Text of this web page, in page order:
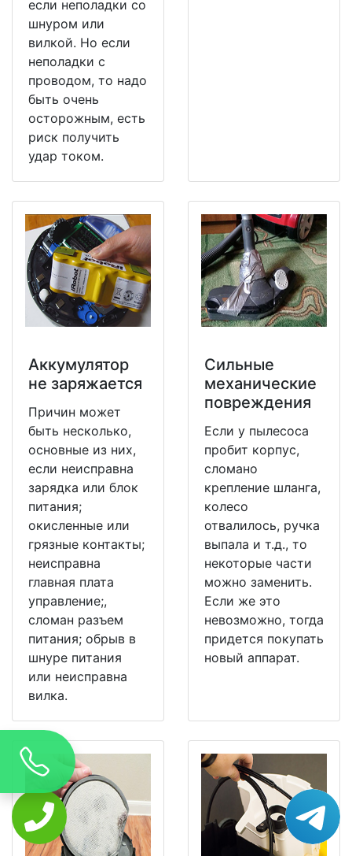
если неполадки со
шнуром или
вилкой. Но если
неполадки с
проводом, то надо
быть очень
осторожным, есть
риск получить
удар током.
Аккумулятор
не заряжается
Причин может
быть несколько,
основные из них,
если неисправна
зарядка или блок
питания;
окисленные или
грязные контакты;
неисправна
главная плата
управление;,
сломан разъем
питания; обрыв в
шнуре питания
или неисправна
вилка.
Сильные
механические
повреждения
Если у пылесоса
пробит корпус,
сломано
крепление шланга,
колесо
отвалилось, ручка
выпала и т.д., то
некоторые части
можно заменить.
Если же это
невозможно, тогда
придется покупать
новый аппарат.